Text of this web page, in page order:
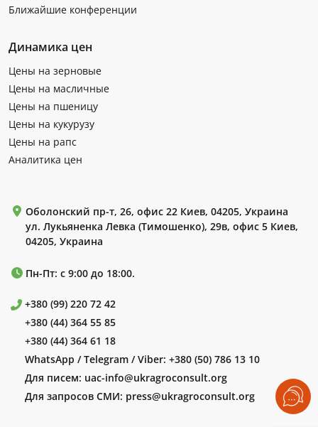
Ближайшие конференции
Динамика цен
Цены на зерновые
Цены на масличные
Цены на пшеницу
Цены на кукурузу
Цены на рапс
Аналитика цен
Оболонский пр-т, 26, офис 22 Киев, 04205, Украина
ул. Лукьяненка Левка (Тимошенко), 29в, офис 5 Киев,
04205, Украина
Пн-Пт: с 9:00 до 18:00.
+380 (99) 220 72 42
+380 (44) 364 55 85
+380 (44) 364 61 18
WhatsApp / Telegram / Viber: +380 (50) 786 13 10
Для писем: uac-info@ukragroconsult.org
Для запросов СМИ: press@ukragroconsult.org